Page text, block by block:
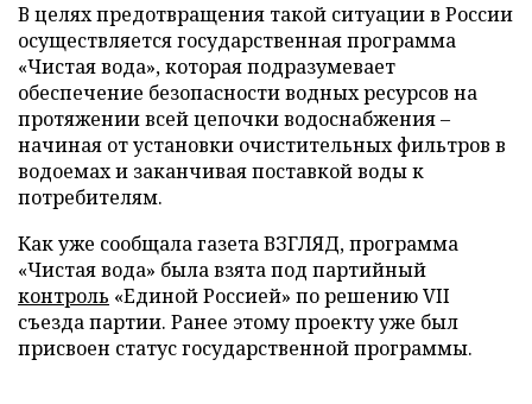
В целях предотвращения такой ситуации в России
осуществляется государственная программа
«Чистая вода», которая подразумевает
обеспечение безопасности водных ресурсов на
протяжении всей цепочки водоснабжения –
начиная от установки очистительных фильтров в
водоемах и заканчивая поставкой воды к
потребителям.
Как уже сообщала газета ВЗГЛЯД, программа
«Чистая вода» была взята под партийный
контроль «Единой Россией» по решению VII
съезда партии. Ранее этому проекту уже был
присвоен статус государственной программы.